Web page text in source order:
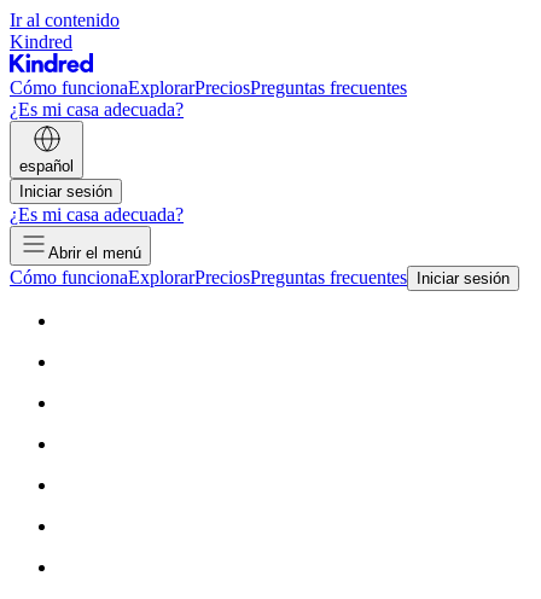
Ir al contenido
Kindred
Cómo funcionaExplorarPreciosPreguntas frecuentes
¿Es mi casa adecuada?
español
Iniciar sesión
¿Es mi casa adecuada?
Abrir el menú
Cómo funcionaExplorarPreciosPreguntas frecuentes Iniciar sesión